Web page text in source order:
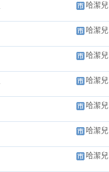
哈潔兒
哈潔兒
哈潔兒
哈潔兒
哈潔兒
哈潔兒
哈潔兒